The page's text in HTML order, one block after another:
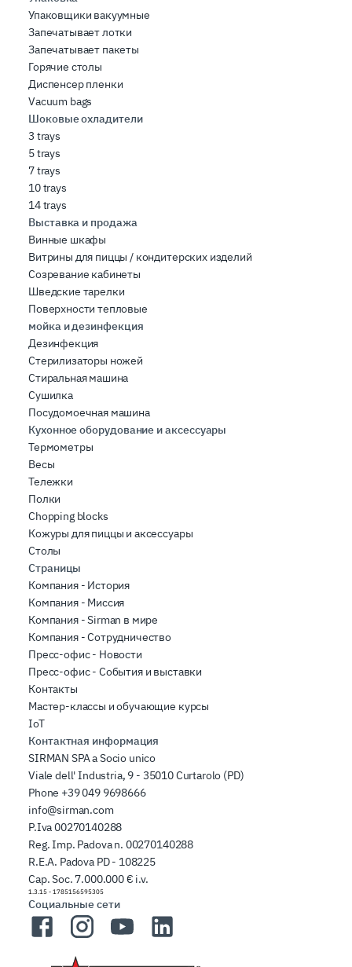
Упаковщики вакуумные
Запечатывает лотки
Запечатывает пакеты
Горячие столы
Диспенсер пленки
Vacuum bags
Шоковые охладители
3 trays
5 trays
7 trays
10 trays
14 trays
Выставка и продажа
Винные шкафы
Витрины для пиццы / кондитерских изделий
Созревание кабинеты
Шведские тарелки
Поверхности тепловые
мойка и дезинфекция
Дезинфекция
Стерилизаторы ножей
Стиральная машина
Сушилка
Посудомоечная машина
Кухонное оборудование и аксессуары
Термометры
Весы
Тележки
Полки
Chopping blocks
Кожуры для пиццы и аксессуары
Столы
Страницы
Компания - История
Компания - Миссия
Компания - Sirman в мире
Компания - Сотрудничество
Пресс-офис - Новости
Пресс-офис - События и выставки
Контакты
Мастер-классы и обучающие курсы
IoT
Контактная информация
SIRMAN SPA a Socio unico
Viale dell' Industria, 9 - 35010 Curtarolo (PD)
Phone +39 049 9698666
info@sirman.com
P.Iva 00270140288
Reg. Imp. Padova n. 00270140288
R.E.A. Padova PD - 108225
Cap. Soc. 7.000.000 € i.v.
1.3.15 - 1785156595305
Социальные сети
FacebookInstagramYouTubeLinkedIn